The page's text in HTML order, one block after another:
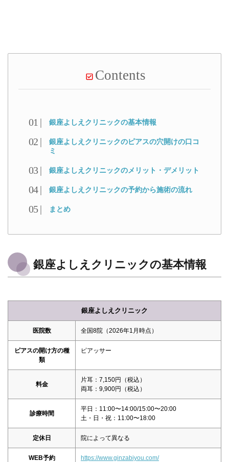
Contents
銀座よしえクリニックの基本情報
銀座よしえクリニックのピアスの穴開けの口コ
ミ
銀座よしえクリニックのメリット・デメリット
銀座よしえクリニックの予約から施術の流れ
まとめ
銀座よしえクリニックの基本情報
銀座よしえクリニック
医院数 全国8院（2026年1月時点）
ピアスの開け方の種
類
ピアッサー
料金
片耳：7,150円（税込）
両耳：9,900円（税込）
診療時間
平日：11:00〜14:00/15:00〜20:00
土・日・祝：11:00〜18:00
定休日 院によって異なる
WEB予約 https://www.ginzabiyou.com/